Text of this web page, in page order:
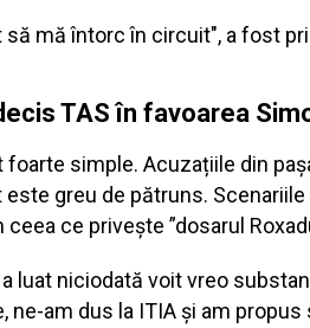
să mă întorc în circuit", a fost
TAS în favoarea
foarte simple. Acuzațiile din
greu de pătruns.
ceea ce privește ”dosarul
luat niciodată voit vreo
ne-am dus la ITIA și am